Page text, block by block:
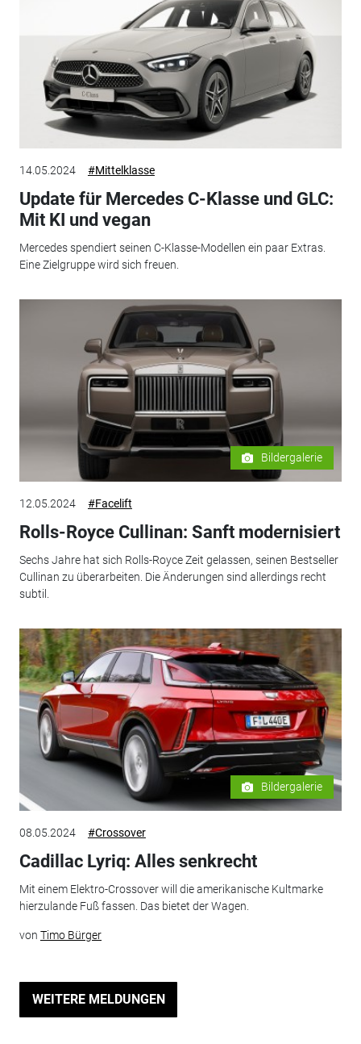
14.05.2024 #Mittelklasse
Update für Mercedes C-Klasse und GLC:
Mit KI und vegan
Mercedes spendiert seinen C-Klasse-Modellen ein paar Extras.
Eine Zielgruppe wird sich freuen.
Bildergalerie
12.05.2024 #Facelift
Rolls-Royce Cullinan: Sanft modernisiert
Sechs Jahre hat sich Rolls-Royce Zeit gelassen, seinen Bestseller
Cullinan zu überarbeiten. Die Änderungen sind allerdings recht
subtil.
Bildergalerie
08.05.2024 #Crossover
Cadillac Lyriq: Alles senkrecht
Mit einem Elektro-Crossover will die amerikanische Kultmarke
hierzulande Fuß fassen. Das bietet der Wagen.
von Timo Bürger
WEITERE MELDUNGEN